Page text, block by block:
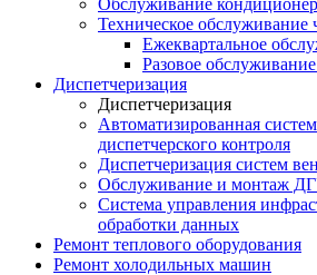
Обслуживание
Техническое обслуживание
Ежеквартальное
Разовое
Диспетчеризация
Диспетчеризация
Автоматизированная
диспетчерского контроля
Диспетчеризация систем
Обслуживание и монтаж
Система управления
обработки данных
Ремонт теплового оборудования
Ремонт холодильных машин